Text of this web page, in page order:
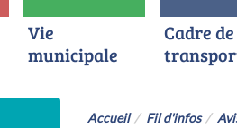
Vie
municipale
Cadre
Accueil Fil d'infos